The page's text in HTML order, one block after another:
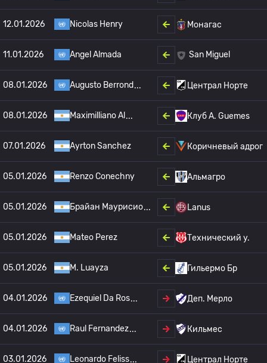
12.01.2026 Nicolas Henry Монагас
11.01.2026 Angel Almada San Miguel
08.01.2026 Augusto Berrond Централ Норте
08.01.2026 Maximilliano Al Клуб А. Guemes
07.01.2026 Ayrton Sanchez Коричневый адрог
05.01.2026 Renzo Conechny Альмагро
05.01.2026 Брайан Маурисио Lanus
05.01.2026 Mateo Perez Технический у.
05.01.2026 M. Luayza Гильермо Бр
04.01.2026 Ezequiel Da Ros Деп. Мерло
04.01.2026 Raul Fernandez Кильмес
03.01.2026 Leonardo Feliss Централ Норте